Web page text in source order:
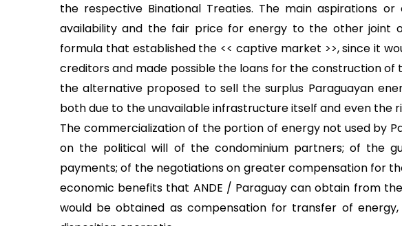
the respective Binational Treaties. The main aspirations
availability and the fair price for energy to the other joint
formula that established the << captive market >>, since it
creditors and made possible the loans for the construction of
the alternative proposed to sell the surplus Paraguayan
both due to the unavailable infrastructure itself and even the
The commercialization of the portion of energy not used by
on the political will of the condominium partners; of the
payments; of the negotiations on greater compensation for
economic benefits that ANDE / Paraguay can obtain from
would be obtained as compensation for transfer of